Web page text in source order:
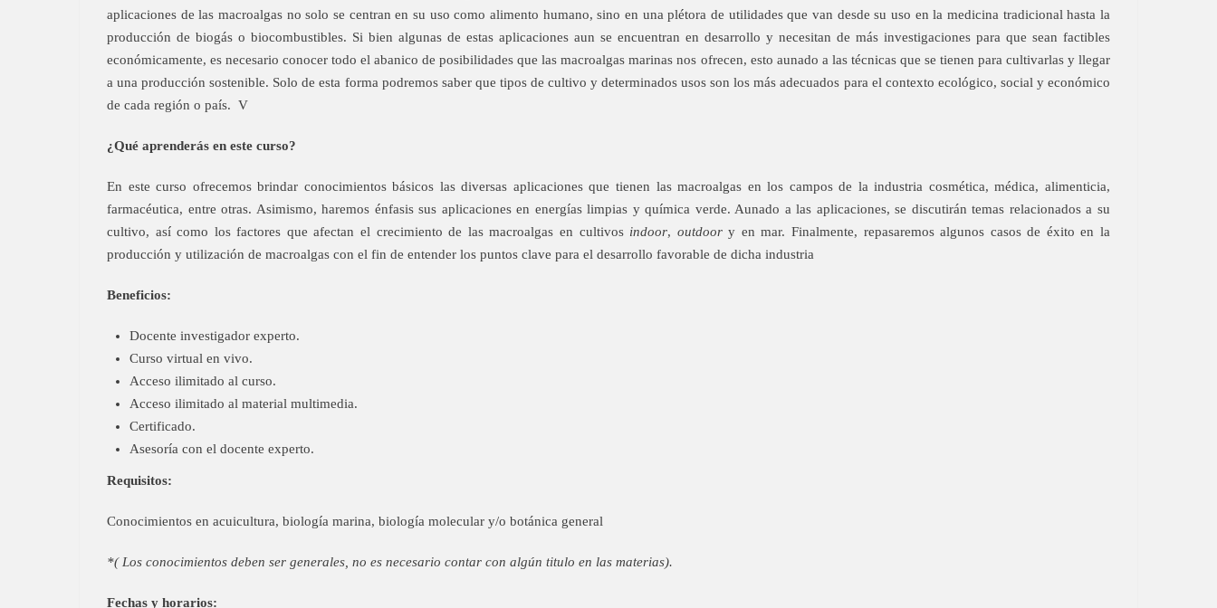
aplicaciones de las macroalgas no solo se centran en su uso como alimento humano, sino en una plétora de utilidades que van desde su uso en la medicina tradicional hasta la
producción de biogás o biocombustibles. Si bien algunas de estas aplicaciones aun se encuentran en desarrollo y necesitan de más investigaciones para que sean factibles
económicamente, es necesario conocer todo el abanico de posibilidades que las macroalgas marinas nos ofrecen, esto aunado a las técnicas que se tienen para cultivarlas y llegar
a una producción sostenible. Solo de esta forma podremos saber que tipos de cultivo y determinados usos son los más adecuados para el contexto ecológico, social y económico
de cada región o país. V
¿Qué aprenderás en este curso?
En este curso ofrecemos brindar conocimientos básicos las diversas aplicaciones que tienen las macroalgas en los campos de la industria cosmética, médica, alimenticia,
farmacéutica, entre otras. Asimismo, haremos énfasis sus aplicaciones en energías limpias y química verde. Aunado a las aplicaciones, se discutirán temas relacionados a su
cultivo, así como los factores que afectan el crecimiento de las macroalgas en cultivos indoor, outdoory en mar. Finalmente, repasaremos algunos casos de éxito en la
producción y utilización de macroalgas con el fin de entender los puntos clave para el desarrollo favorable de dicha industria
Beneficios:
Docente investigador experto.
Curso virtual en vivo.
Acceso ilimitado al curso.
Acceso ilimitado al material multimedia.
Certificado.
Asesoría con el docente experto.
Requisitos:
Conocimientos en acuicultura, biología marina, biología molecular y/o botánica general
*( Los conocimientos deben ser generales, no es necesario contar con algún titulo en las materias).
Fechas y horarios: